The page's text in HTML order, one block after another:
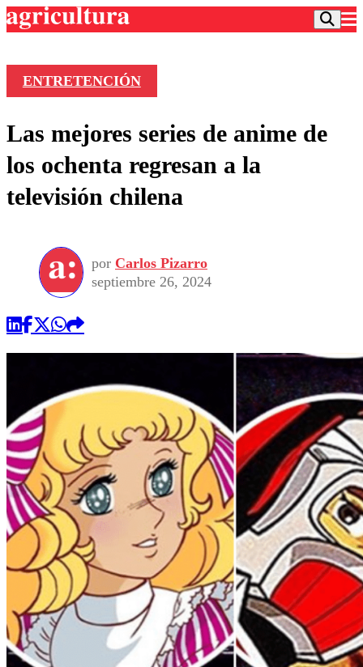
Frecuencias
Agricultura TV
Deportes
Colo Colo
Seleccion Chilena
Torneo Internacional
Universidad de Chile
Entretención
Economía
Internacional
Sustentabilidad
Publicaciones en medios
Opinión
ENTRETENCIÓN
Las mejores series de anime de
los ochenta regresan a la
televisión chilena
por Carlos Pizarro
septiembre 26, 2024